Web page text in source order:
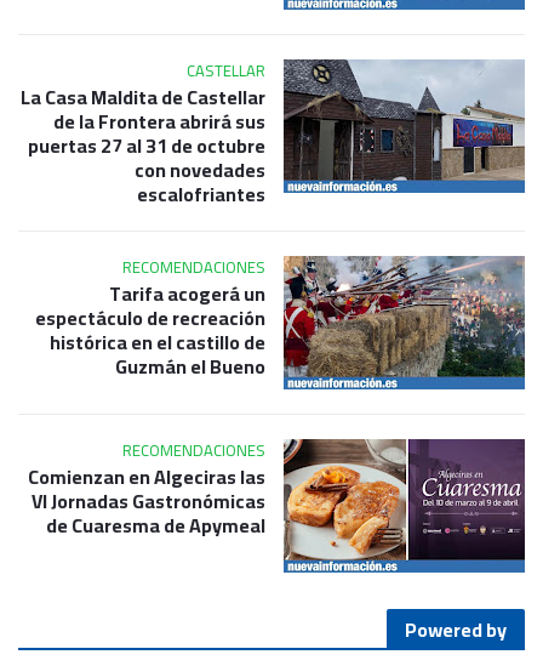
CASTELLAR
La Casa Maldita de Castellar
de la Frontera abrirá sus
puertas 27 al 31 de octubre
con novedades
escalofriantes
RECOMENDACIONES
Tarifa acogerá un
espectáculo de recreación
histórica en el castillo de
Guzmán el Bueno
RECOMENDACIONES
Comienzan en Algeciras las
VI Jornadas Gastronómicas
de Cuaresma de Apymeal
Powered by